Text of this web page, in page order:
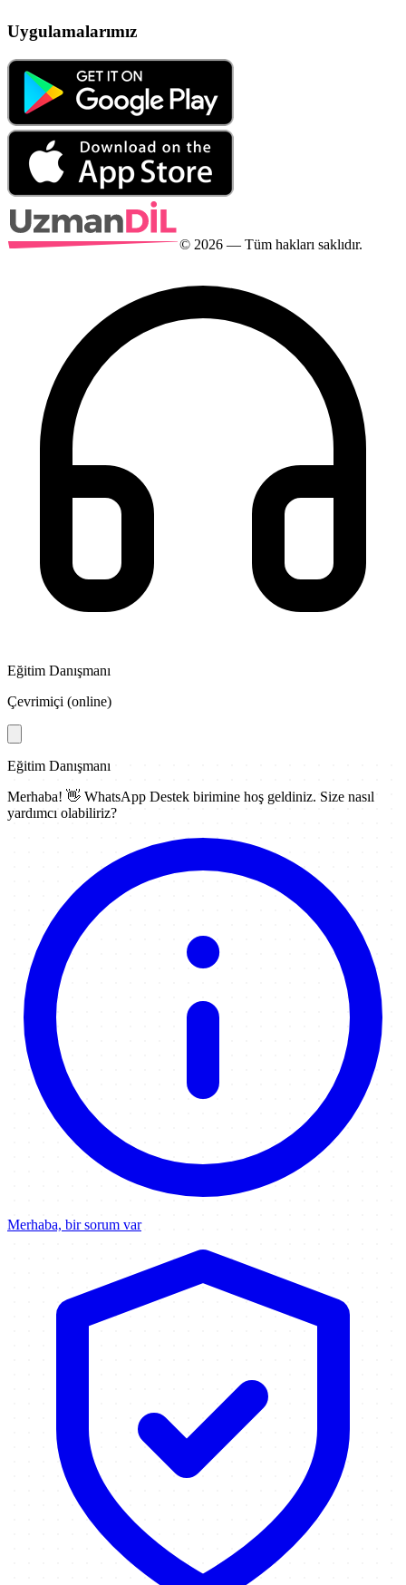
Uygulamalarımız
© 2026 — Tüm hakları saklıdır.
Eğitim Danışmanı
Çevrimiçi (online)
Eğitim Danışmanı
Merhaba! 👋 WhatsApp Destek birimine hoş geldiniz. Size nasıl
yardımcı olabiliriz?
Merhaba, bir sorum var